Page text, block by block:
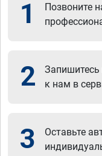
1 Позвоните
2
Запишитесь
к нам в
3
Оставьте